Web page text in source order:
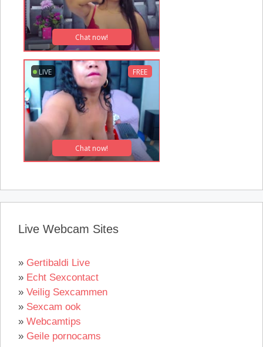
Live Webcam Sites
» Gertibaldi Live
» Echt Sexcontact
» Veilig Sexcammen
» Sexcam ook
» Webcamtips
» Geile pornocams